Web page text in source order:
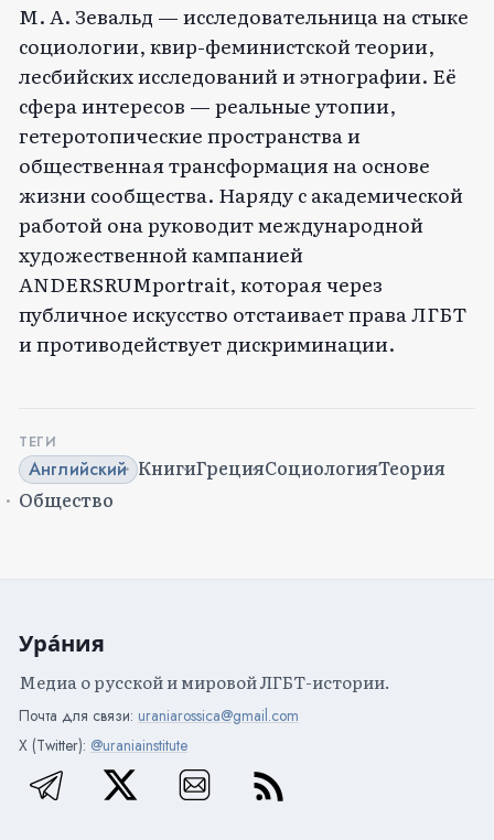
М. А. Зевальд — исследовательница на стыке
социологии, квир-феминистской теории,
лесбийских исследований и этнографии. Её
сфера интересов — реальные утопии,
гетеротопические пространства и
общественная трансформация на основе
жизни сообщества. Наряду с академической
работой она руководит международной
художественной кампанией
ANDERSRUMportrait, которая через
публичное искусство отстаивает права ЛГБТ
и противодействует дискриминации.
ТЕГИ
Английский КнигиГрецияСоциологияТеория
Общество
Ура́ния
Медиа о русской и мировой ЛГБТ-истории.
Почта для связи: uraniarossica@gmail.com
X (Twitter): @uraniainstitute